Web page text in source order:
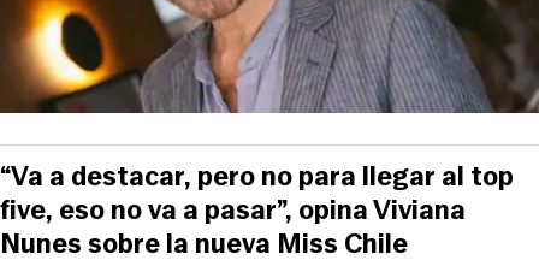
“Va a destacar, pero no para llegar al top
five, eso no va a pasar”, opina Viviana
Nunes sobre la nueva Miss Chile